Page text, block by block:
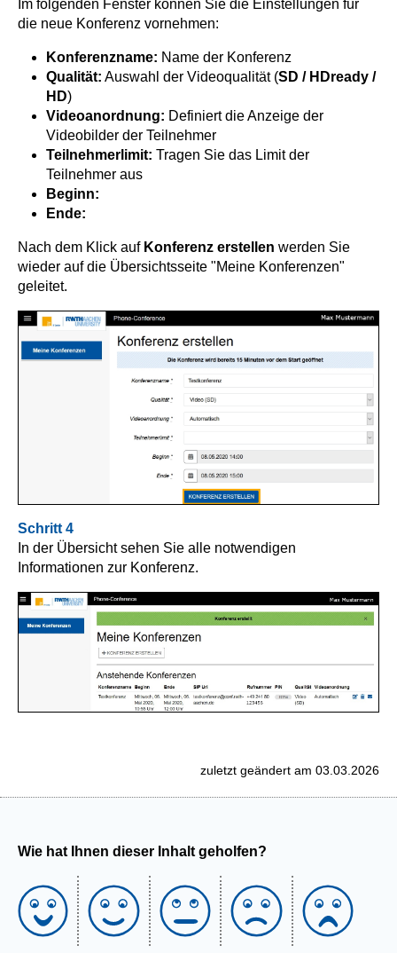
Im folgenden Fenster können Sie die Einstellungen für
die neue Konferenz vornehmen:
Konferenzname: Name der Konferenz
Qualität: Auswahl der Videoqualität (SD / HDready /
HD)
Videoanordnung: Definiert die Anzeige der
Videobilder der Teilnehmer
Teilnehmerlimit: Tragen Sie das Limit der
Teilnehmer aus
Beginn:
Ende:
Nach dem Klick auf Konferenz erstellen werden Sie
wieder auf die Übersichtsseite "Meine Konferenzen"
geleitet.
Schritt 4
In der Übersicht sehen Sie alle notwendigen
Informationen zur Konferenz.
zuletzt geändert am 03.03.2026
Wie hat Ihnen dieser Inhalt geholfen?